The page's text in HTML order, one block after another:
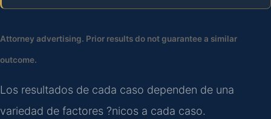
Attorney advertising. Prior results do not guarantee a similar
outcome.
Los resultados de cada caso dependen de una
variedad de factores ?nicos a cada caso.